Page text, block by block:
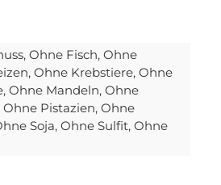
, Ohne Fisch, Ohne
, Ohne Krebstiere, Ohne
, Ohne Mandeln, Ohne
Ohne Pistazien, Ohne
Soja, Ohne Sulfit, Ohne